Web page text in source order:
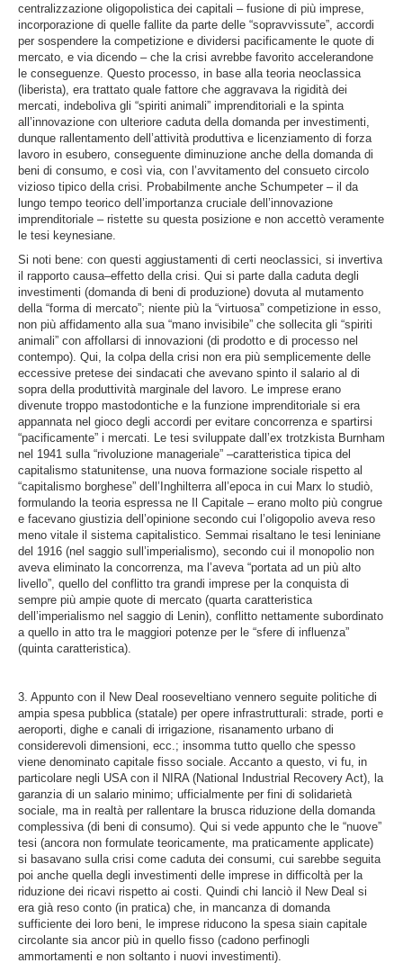
centralizzazione oligopolistica dei capitali – fusione di più imprese,
incorporazione di quelle fallite da parte delle “sopravvissute”, accordi
per sospendere la competizione e dividersi pacificamente le quote di
mercato, e via dicendo – che la crisi avrebbe favorito accelerandone
le conseguenze. Questo processo, in base alla teoria neoclassica
(liberista), era trattato quale fattore che aggravava la rigidità dei
mercati, indeboliva gli “spiriti animali” imprenditoriali e la spinta
all’innovazione con ulteriore caduta della domanda per investimenti,
dunque rallentamento dell’attività produttiva e licenziamento di forza
lavoro in esubero, conseguente diminuzione anche della domanda di
beni di consumo, e così via, con l’avvitamento del consueto circolo
vizioso tipico della crisi. Probabilmente anche Schumpeter – il da
lungo tempo teorico dell’importanza cruciale dell’innovazione
imprenditoriale – ristette su questa posizione e non accettò veramente
le tesi keynesiane.
Si noti bene: con questi aggiustamenti di certi neoclassici, si invertiva
il rapporto causa–effetto della crisi. Qui si parte dalla caduta degli
investimenti (domanda di beni di produzione) dovuta al mutamento
della “forma di mercato”; niente più la “virtuosa” competizione in esso,
non più affidamento alla sua “mano invisibile” che sollecita gli “spiriti
animali” con affollarsi di innovazioni (di prodotto e di processo nel
contempo). Qui, la colpa della crisi non era più semplicemente delle
eccessive pretese dei sindacati che avevano spinto il salario al di
sopra della produttività marginale del lavoro. Le imprese erano
divenute troppo mastodontiche e la funzione imprenditoriale si era
appannata nel gioco degli accordi per evitare concorrenza e spartirsi
“pacificamente” i mercati. Le tesi sviluppate dall’ex trotzkista Burnham
nel 1941 sulla “rivoluzione manageriale” –caratteristica tipica del
capitalismo statunitense, una nuova formazione sociale rispetto al
“capitalismo borghese” dell’Inghilterra all’epoca in cui Marx lo studiò,
formulando la teoria espressa ne Il Capitale – erano molto più congrue
e facevano giustizia dell’opinione secondo cui l’oligopolio aveva reso
meno vitale il sistema capitalistico. Semmai risaltano le tesi leniniane
del 1916 (nel saggio sull’imperialismo), secondo cui il monopolio non
aveva eliminato la concorrenza, ma l’aveva “portata ad un più alto
livello”, quello del conflitto tra grandi imprese per la conquista di
sempre più ampie quote di mercato (quarta caratteristica
dell’imperialismo nel saggio di Lenin), conflitto nettamente subordinato
a quello in atto tra le maggiori potenze per le “sfere di influenza”
(quinta caratteristica).
3. Appunto con il New Deal rooseveltiano vennero seguite politiche di
ampia spesa pubblica (statale) per opere infrastrutturali: strade, porti e
aeroporti, dighe e canali di irrigazione, risanamento urbano di
considerevoli dimensioni, ecc.; insomma tutto quello che spesso
viene denominato capitale fisso sociale. Accanto a questo, vi fu, in
particolare negli USA con il NIRA (National Industrial Recovery Act), la
garanzia di un salario minimo; ufficialmente per fini di solidarietà
sociale, ma in realtà per rallentare la brusca riduzione della domanda
complessiva (di beni di consumo). Qui si vede appunto che le “nuove”
tesi (ancora non formulate teoricamente, ma praticamente applicate)
si basavano sulla crisi come caduta dei consumi, cui sarebbe seguita
poi anche quella degli investimenti delle imprese in difficoltà per la
riduzione dei ricavi rispetto ai costi. Quindi chi lanciò il New Deal si
era già reso conto (in pratica) che, in mancanza di domanda
sufficiente dei loro beni, le imprese riducono la spesa siain capitale
circolante sia ancor più in quello fisso (cadono perfinogli
ammortamenti e non soltanto i nuovi investimenti).